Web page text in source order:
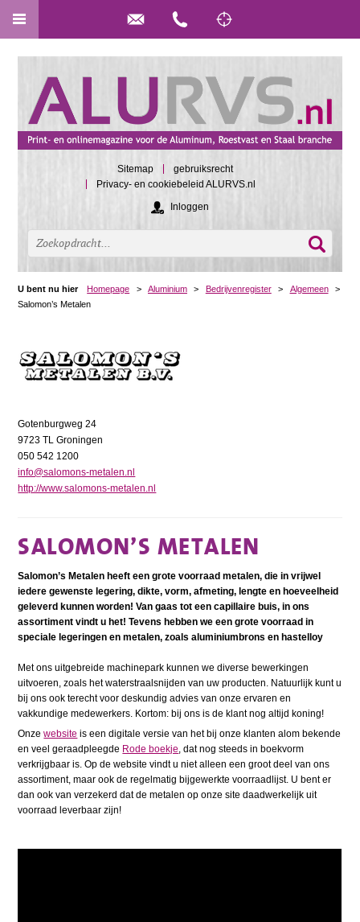
Sitemap
gebruiksrecht
Privacy- en cookiebeleid ALURVS.nl
Inloggen
U bent nu hier Homepage > Aluminium > Bedrijvenregister > Algemeen
>
Salomon’s Metalen
Gotenburgweg 24
9723 TL Groningen
050 542 1200
info@salomons-metalen.nl
http://www.salomons-metalen.nl
SALOMON’S METALEN
Salomon’s Metalen heeft een grote voorraad metalen, die in vrijwel
iedere gewenste legering, dikte, vorm, afmeting, lengte en hoeveelheid
geleverd kunnen worden! Van gaas tot een capillaire buis, in ons
assortiment vindt u het! Tevens hebben we een grote voorraad in
speciale legeringen en metalen, zoals aluminiumbrons en hastelloy
Met ons uitgebreide machinepark kunnen we diverse bewerkingen
uitvoeren, zoals het waterstraalsnijden van uw producten. Natuurlijk kunt u
bij ons ook terecht voor deskundig advies van onze ervaren en
vakkundige medewerkers. Kortom: bij ons is de klant nog altijd koning!
Onzewebsite is een digitale versie van het bij onze klanten alom bekende
en veel geraadpleegde Rode boekje, dat nog steeds in boekvorm
verkrijgbaar is. Op de website vindt u niet alleen een groot deel van ons
assortiment, maar ook de regelmatig bijgewerkte voorraadlijst. U bent er
dan ook van verzekerd dat de metalen op onze site daadwerkelijk uit
voorraad leverbaar zijn!